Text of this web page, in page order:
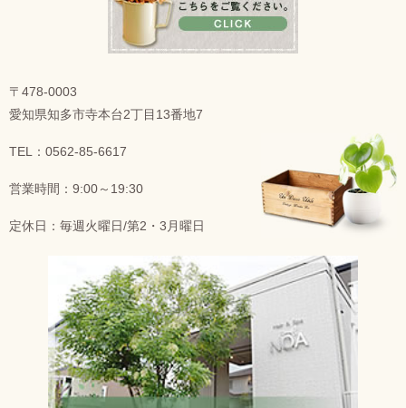
〒478-0003
愛知県知多市寺本台2丁目13番地7
TEL：0562-85-6617
営業時間：9:00～19:30
定休日：毎週火曜日/第2・3月曜日